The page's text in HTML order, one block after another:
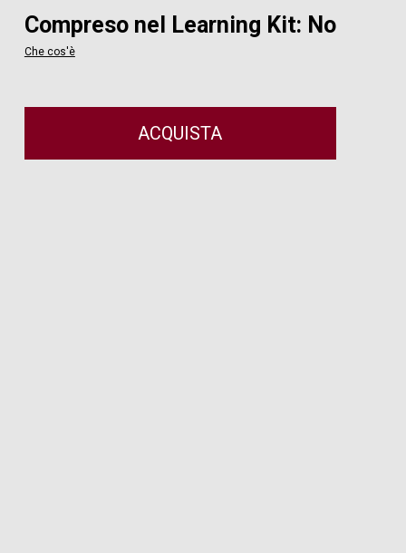
Compreso nel Learning Kit: No
Che cos'è
ACQUISTA